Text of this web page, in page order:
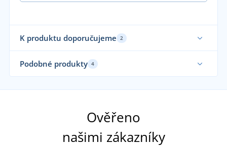
K produktu doporučujeme 2
Podobné produkty 4
Ověřeno
našimi zákazníky